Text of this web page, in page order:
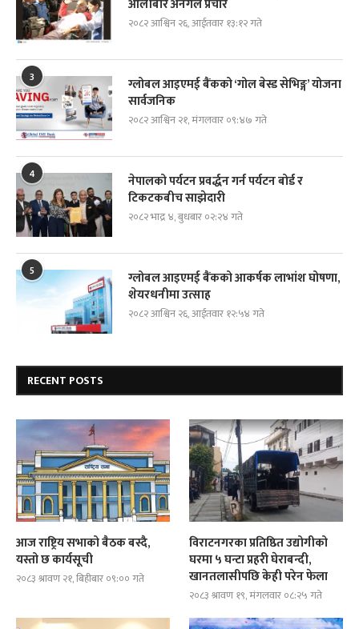
ओलीबारे अनर्गल प्रचार
२०८२ आश्विन २६, आईतवार १३:१२ गते
3
ग्लोबल आइएमई बैंकको ‘गोल बेस्ड सेभिङ्ग’ योजना
सार्वजनिक
२०८२ आश्विन २१, मंगलवार ०९:४७ गते
4
नेपालको पर्यटन प्रवर्द्धन गर्न पर्यटन बोर्ड र
टिकटकबीच साझेदारी
२०८२ भाद्र ४, बुधबार ०२:२४ गते
5
ग्लोबल आइएमई बैंकको आकर्षक लाभांश घोषणा,
शेयरधनीमा उत्साह
२०८२ आश्विन २६, आईतवार १२:५४ गते
RECENT POSTS
आज राष्ट्रिय सभाको बैठक बस्दै,
यस्तो छ कार्यसूची
२०८३ श्रावण २१, बिहीबार ०९:०० गते
विराटनगरका प्रतिष्ठित उद्योगीको
घरमा ५ घन्टा प्रहरी घेराबन्दी,
खानतलासीपछि केही परेन फेला
२०८३ श्रावण १९, मंगलवार ०८:२५ गते